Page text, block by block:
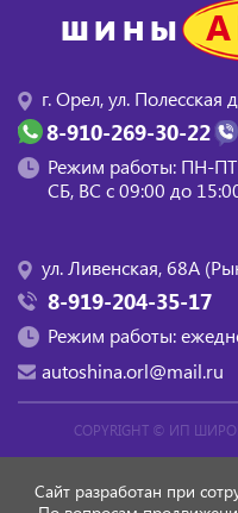
ШИНЫ
г. Орел, ул. Полесская
8-910-269-30-22
Режим работы: ПН-ПТ
СБ, BC с 09:00 до
ул. Ливенская, 68А
8-919-204-35-17
Режим работы:
autoshina.orl@mail.ru
COPYRIGHT © ИП
Сайт разработан при